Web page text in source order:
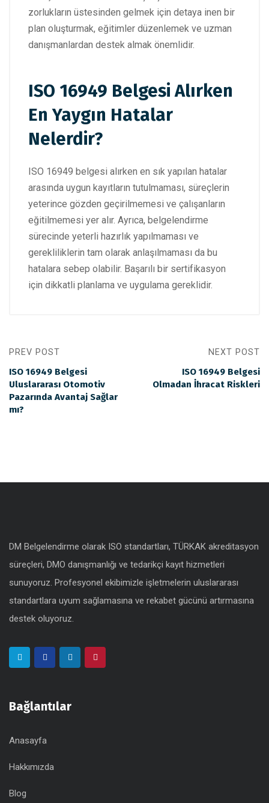
zorlukların üstesinden gelmek için detaya inen bir
plan oluşturmak, eğitimler düzenlemek ve uzman
danışmanlardan destek almak önemlidir.
ISO 16949 Belgesi Alırken
En Yaygın Hatalar
Nelerdir?
ISO 16949 belgesi alırken en sık yapılan hatalar
arasında uygun kayıtların tutulmaması, süreçlerin
yeterince gözden geçirilmemesi ve çalışanların
eğitilmemesi yer alır. Ayrıca, belgelendirme
sürecinde yeterli hazırlık yapılmaması ve
gerekliliklerin tam olarak anlaşılmaması da bu
hatalara sebep olabilir. Başarılı bir sertifikasyon
için dikkatli planlama ve uygulama gereklidir.
PREV POST
ISO 16949 Belgesi
Uluslararası Otomotiv
Pazarında Avantaj Sağlar
mı?
NEXT POST
ISO 16949 Belgesi
Olmadan İhracat Riskleri
DM Belgelendirme olarak ISO standartları, TÜRKAK akreditasyon
süreçleri, DMO danışmanlığı ve tedarikçi kayıt hizmetleri
sunuyoruz. Profesyonel ekibimizle işletmelerin uluslararası
standartlara uyum sağlamasına ve rekabet gücünü artırmasına
destek oluyoruz.
Bağlantılar
Anasayfa
Hakkımızda
Blog